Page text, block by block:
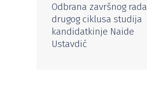
Odbrana završnog rada
drugog ciklusa studija
kandidatkinje Naide
Ustavdić